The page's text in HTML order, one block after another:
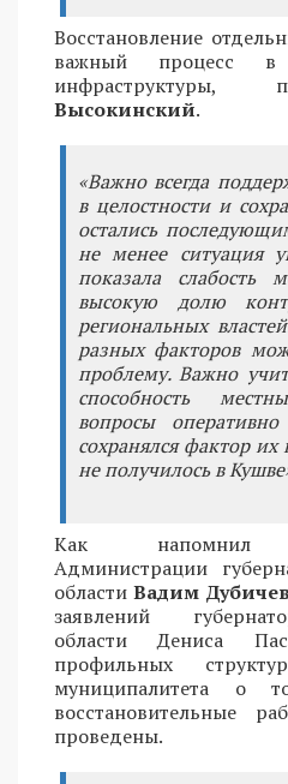
Восстановление
важный процесс в
Высокинский.
«Важно всегда
в целостности и
остались
не менее ситуация
показала слабость
высокую долю
региональных
разных факторов
проблему. Важно
способность
вопросы
сохранялся фактор
не получилось в
Как напомнил
Администрации
областиВадим
заявлений
области Дениса
профильных
муниципалитета о
восстановительные
проведены.